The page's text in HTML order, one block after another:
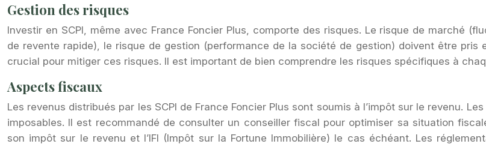
Gestion des risques
Investir en SCPI, même avec France Foncier Plus, comporte des risques. Le risque de marché
de revente rapide), le risque de gestion (performance de la société de gestion) doivent être
crucial pour mitiger ces risques. Il est important de bien comprendre les risques spécifiques à
Aspects fiscaux
Les revenus distribués par les SCPI de France Foncier Plus sont soumis à l’impôt sur le revenu.
imposables. Il est recommandé de consulter un conseiller fiscal pour optimiser sa situation
son impôt sur le revenu et l’IFI (Impôt sur la Fortune Immobilière) le cas échéant. Les